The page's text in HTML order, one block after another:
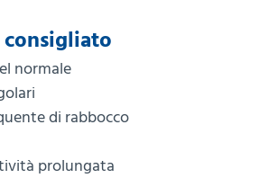
normale
di rabbocco
prolungata